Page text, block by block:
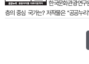
한국문화관광연구
층의 중심 국가는?저작물은 "공공누